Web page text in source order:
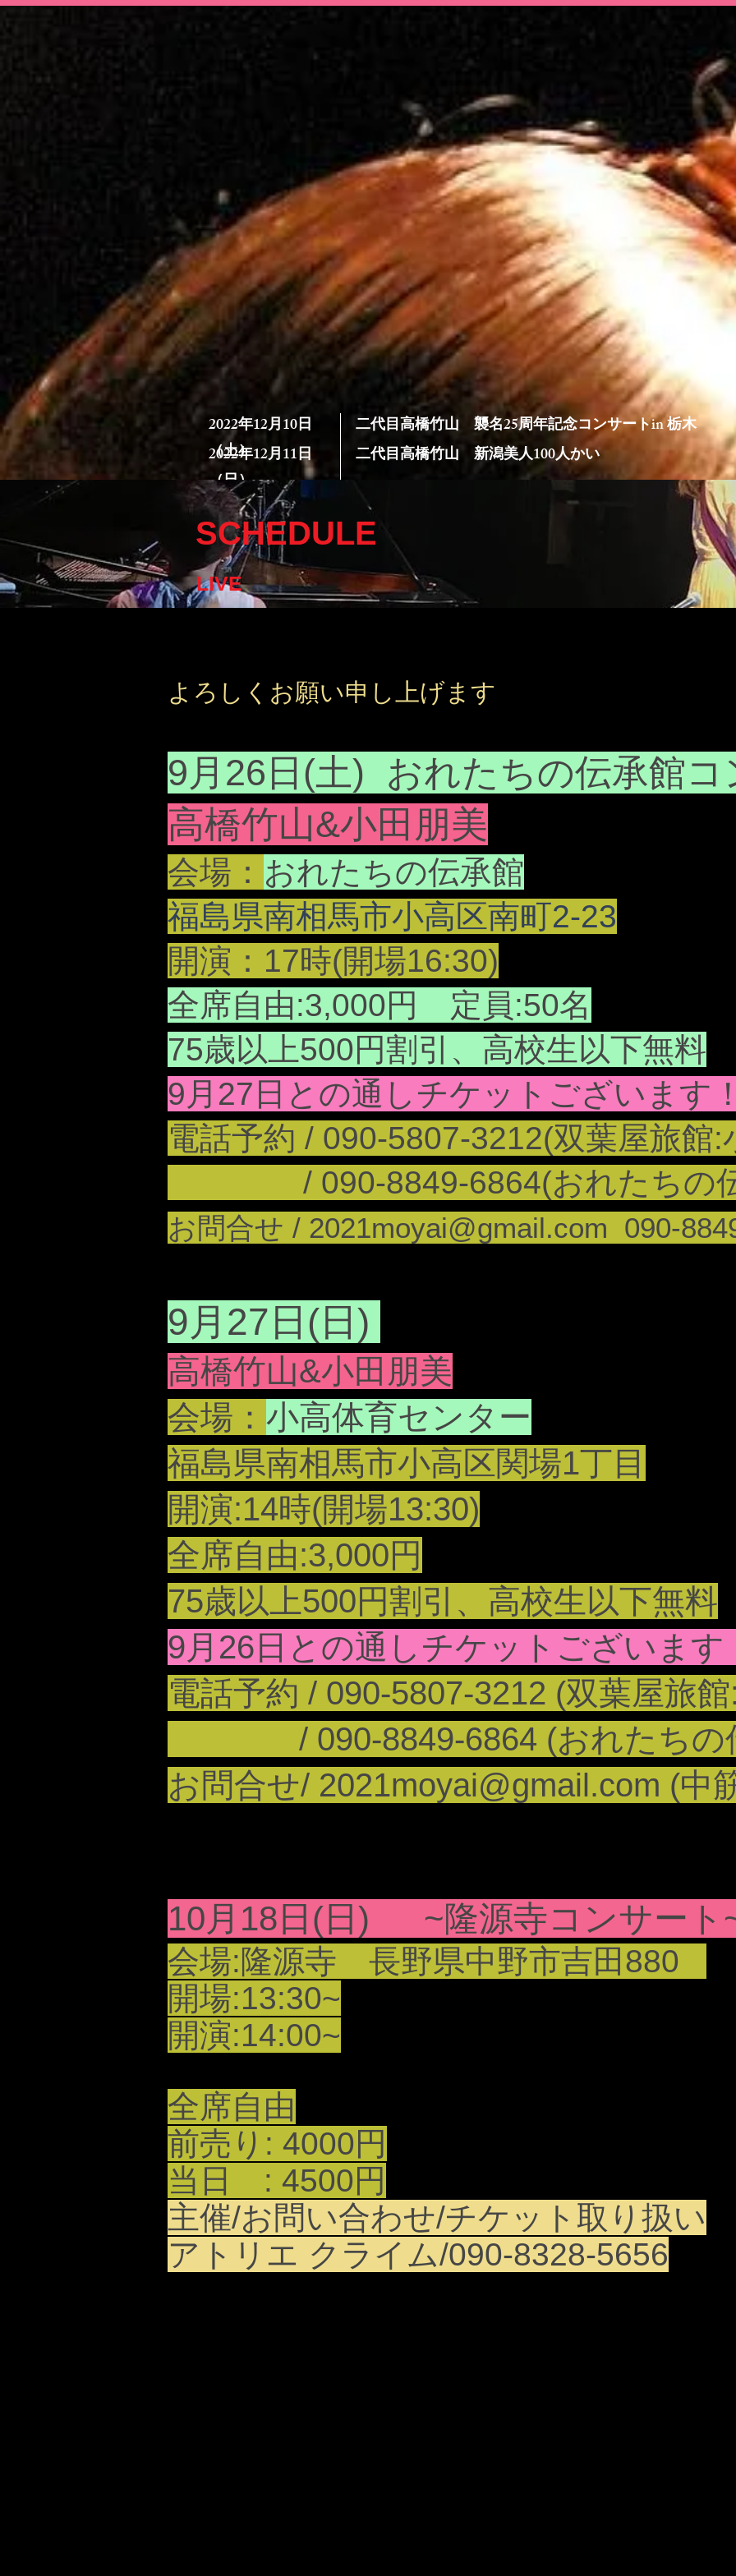
2022年12月10日
（土）
​二代目高橋竹山 襲名25周年記念コンサートin 栃木
日時：12月10日(土)
開場 14:30 開演 15:00
出演：高橋竹山
ゲスト：小田朋美（ピアノ）
＊全席指定（税込）一般３,８００円 シニア割（６５歳以上）３,５
＊未就学児入場不可
2022年12月11日
（日）
​二代目高橋竹山 新潟美人100人かい
日時：12月10日(土)
開場 14:30 開演 15:00
出演：高橋竹山
＊全席指定（税込）一般３,８００円 シニア割（６５歳以上）３,５
：tel０２８２−２３−５６７８
SCHEDULE
LIVE
よろしく​お願い申し上げます
9月26日(土) おれたちの伝承館コ
高橋竹山&小田朋美
会場： おれたちの伝承館
福島県南相馬市小高区南町2-23
開演：17時(開場16:30)
全席自由:3,000円 定員:50名
75歳以上500円割引、高校生以下無料
9月27日との通しチケットございま
電話予約 / 090-5807-3212(双葉屋旅館:
/ 090-8849-6864(おれたちの伝
お問合せ / 2021moyai@gmail.com 090-
9月27日(日)
高橋竹山&小田朋美
会場： 小高体育センター
福島県南相馬市小高区関場1丁目
開演:14時(開場13:30)
全席自由:3,000円
75歳以上500円割引、高校生以下無料
​9月26日との通しチケットございま
電話予約 / 090-5807-3212 (双葉屋旅
/ 090-8849-6864 (おれたちの
お問合せ/ 2021moyai@gmail.com (中
10月18日(日) ~隆源寺コンサート
会場:隆源寺 長野県中野市吉田880
開場:13:30~
開演:14:00~
全席自由
前売り: 4000円
当日 : 4500円
主催/お問い合わせ/チケット取り扱い
アトリエ クライム/090-8328-5656